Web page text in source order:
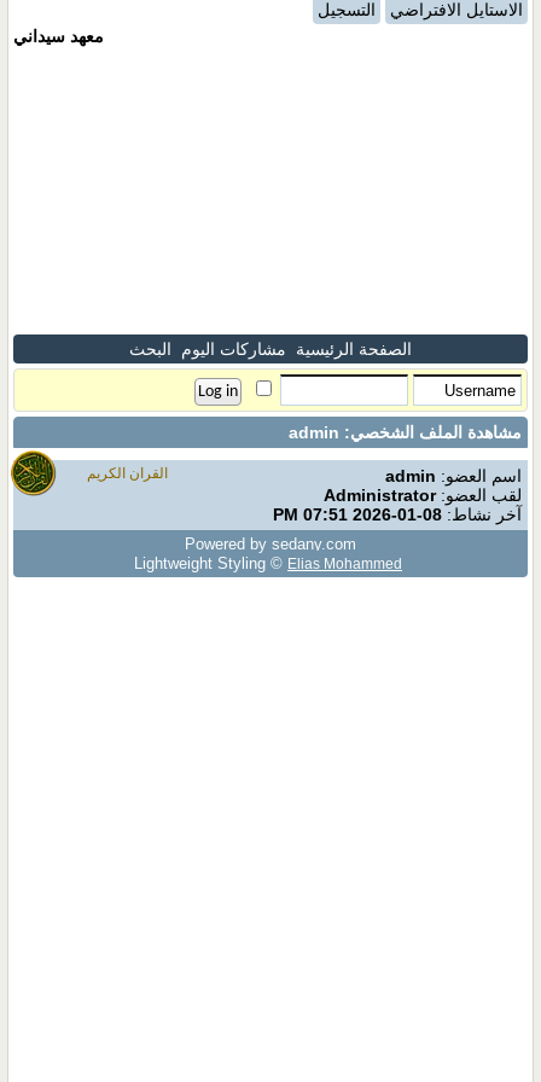
القران الكريم
الاستايل الافتراضي
التسجيل
معهد سيداني
الصفحة الرئيسية مشاركات اليوم البحث
مشاهدة الملف الشخصي: admin
اسم العضو: admin
لقب العضو:Administrator
آخر نشاط: 08-01-2026
07:51 PM
Powered by sedany.com
Lightweight Styling © Elias Mohammed